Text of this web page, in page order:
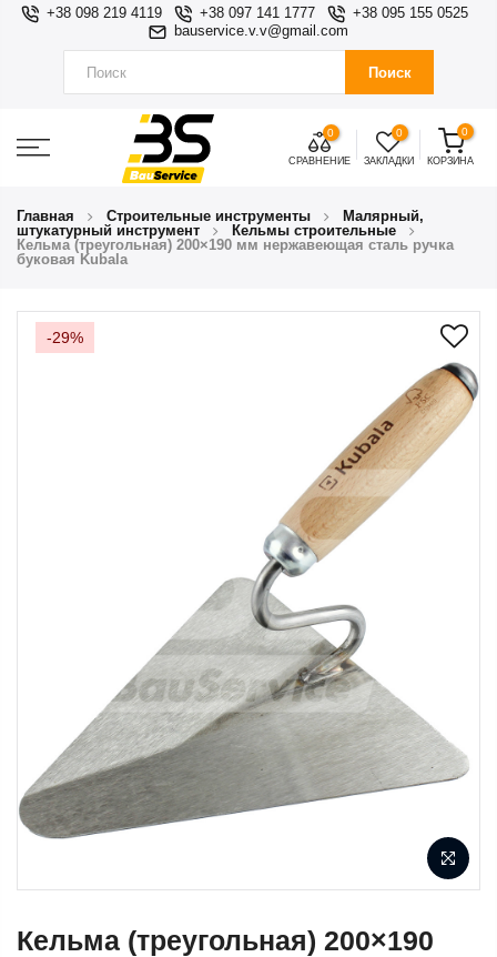
+38 098 219 4119 +38 097 141 1777
+38 095 155 0525
bauservice.v.v@gmail.com
Поиск
0
СРАВНЕНИЕ
0
ЗАКЛАДКИ
0
КОРЗИНА
Главная Строительные инструменты
Малярный,
штукатурный инструмент
Кельмы строительные
Кельма (треугольная) 200×190 мм нержавеющая сталь ручка
буковая Kubala
-29%
Кельма (треугольная) 200×190